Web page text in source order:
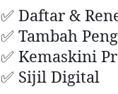
✅ Daftar &
✅ Tambah
✅ Kemaskini
✅ Sijil Digital